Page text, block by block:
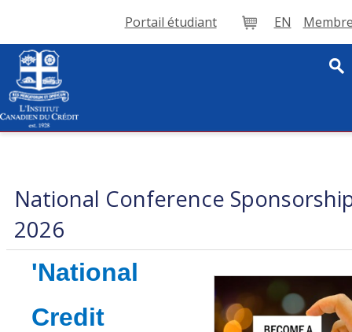
Portail étudiant Panier
EN
National Conference
2026
'National
Credit